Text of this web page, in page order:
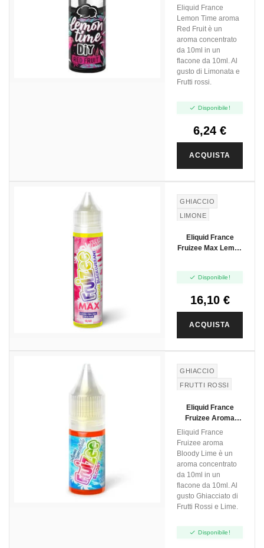
Red Fruit - 10ml
Eliquid France
Lemon Time aroma
Red Fruit è un
aroma concentrato
da 10ml in un
flacone da 10ml. Al
gusto di Limonata e
Frutti rossi.
 Disponibile!
6,24 €
ACQUISTA
GHIACCIO
LIMONE
Eliquid France
Fruizee Max Lemon
 Disponibile!
16,10 €
ACQUISTA
GHIACCIO
FRUTTI ROSSI
Eliquid France
Fruizee Aroma
Bloody Lime - 10ml
Eliquid France
Fruizee aroma
Bloody Lime è un
aroma concentrato
da 10ml in un
flacone da 10ml. Al
gusto Ghiacciato di
Frutti Rossi e Lime.
 Disponibile!